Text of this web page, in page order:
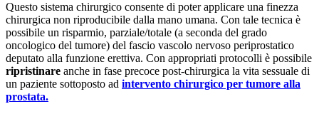
Questo sistema chirurgico consente di poter applicare una finezza
chirurgica non riproducibile dalla mano umana. Con tale tecnica è
possibile un risparmio, parziale/totale (a seconda del grado
oncologico del tumore) del fascio vascolo nervoso periprostatico
deputato alla funzione erettiva. Con appropriati protocolli è possibile
ripristinare anche in fase precoce post-chirurgica la vita sessuale di
un paziente sottoposto ad intervento chirurgico per tumore alla
prostata.